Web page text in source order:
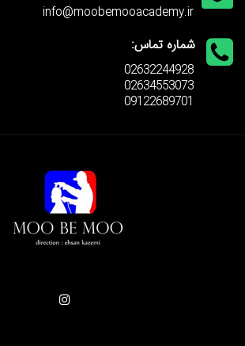
info@moobemooacademy.ir
شماره تماس:
02632244928
02634553073
09122689701